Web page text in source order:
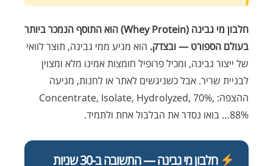
חלבון מי גבינה (Whey Protein) הוא התוסף הנמכר ביותר
בעולם הספורט — ובצדק. הוא מגיע ממי גבינה, תוצר לוואי
של ייצור גבינה, ומכיל פרופיל חומצות אמינו מלא ומצוין
לבניית שריר. אבל כשניגשים לאתר או לחנות, מגיעה
ההצפה: Concentrate, Isolate, Hydrolyzed, 70%,
88%… בואו נסדר את הבלבול אחת ולתמיד.
חלבון מי גבינה — התשובה ב-30 שניות